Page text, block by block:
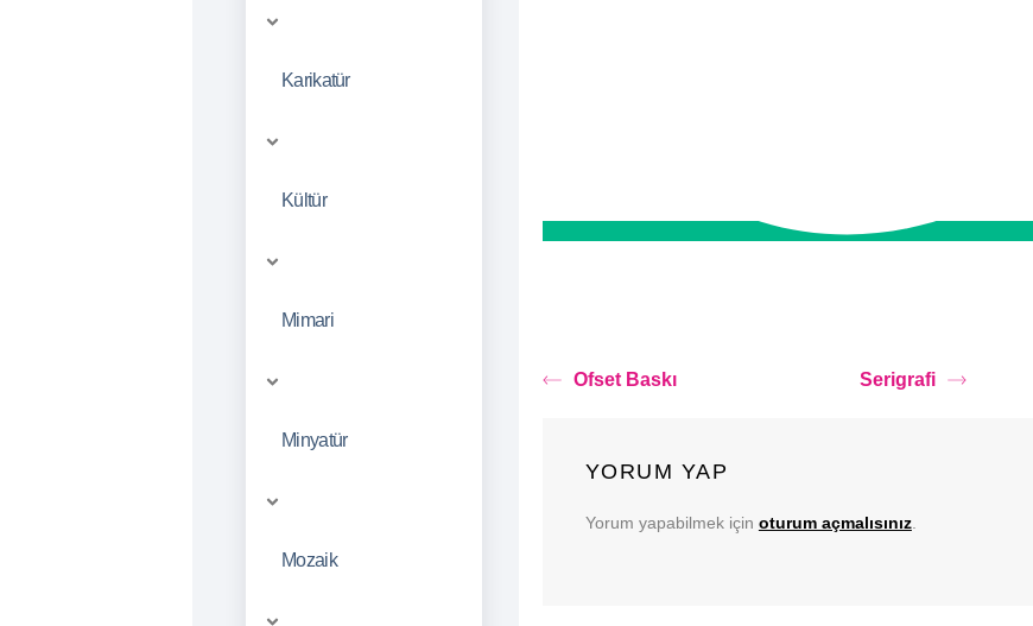
Karikatür
Kültür
Mimari
Minyatür
Mozaik
Ofset Baskı Serigrafi
YORUM YAP
Yorum yapabilmek için oturum açmalısınız.